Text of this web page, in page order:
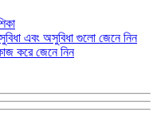
এবং অসুবিধা গুলো জেনে নিন
করে জেনে নিন